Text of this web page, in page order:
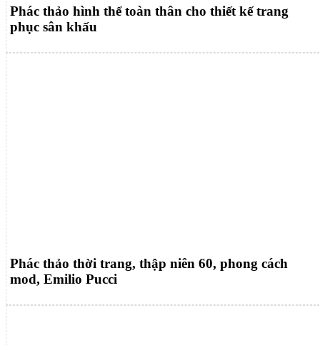
Phác thảo hình thể toàn thân cho thiết kế trang
phục sân khấu
Phác thảo thời trang, thập niên 60, phong cách
mod, Emilio Pucci